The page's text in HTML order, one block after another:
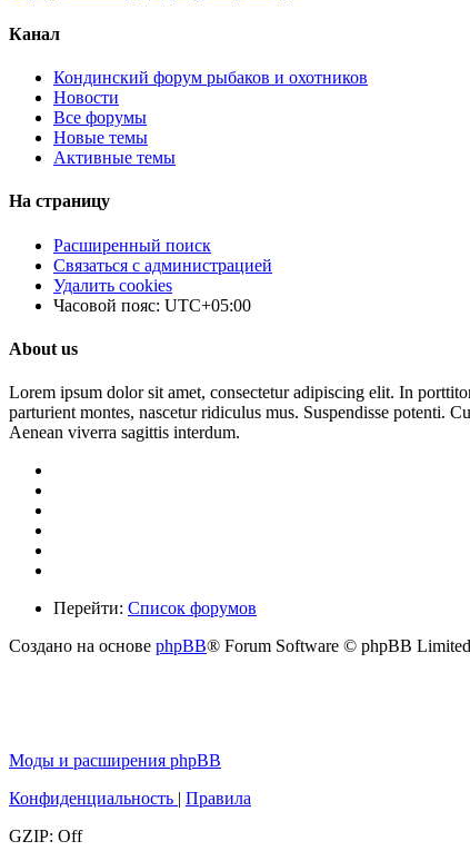
Канал
Кондинский форум рыбаков и охотников
Новости
Все форумы
Новые темы
Активные темы
На страницу
Расширенный поиск
Связаться с администрацией
Удалить cookies
Часовой пояс: UTC+05:00
About us
Lorem ipsum dolor sit amet, consectetur adipiscing elit. In
parturient montes, nascetur ridiculus mus. Suspendisse potenti.
Aenean viverra sagittis interdum.
Перейти: Список форумов
Создано на основе phpBB® Forum Software © phpBB Limited
Моды и расширения phpBB
Конфиденциальность | Правила
GZIP: Off